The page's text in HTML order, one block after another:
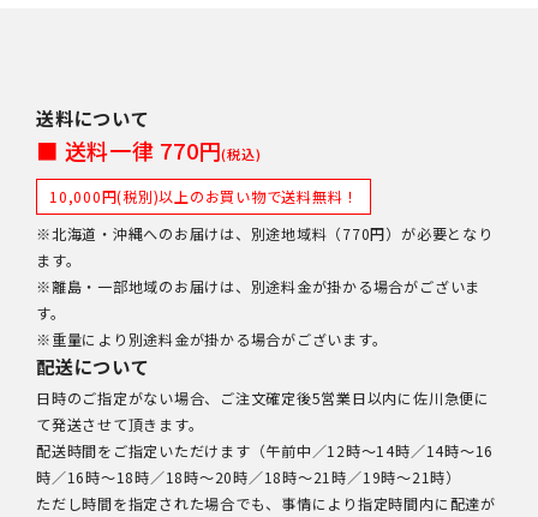
送料について
■ 送料一律 770円(税込)
10,000円(税別)以上のお買い物で送料無料！
※北海道・沖縄へのお届けは、別途地域料（770円）が必要となり
ます。
※離島・一部地域のお届けは、別途料金が掛かる場合がございま
す。
※重量により別途料金が掛かる場合がございます。
配送について
日時のご指定がない場合、ご注文確定後5営業日以内に佐川急便に
て発送させて頂きます。
配送時間をご指定いただけます（午前中／12時～14時／14時～16
時／16時～18時／18時～20時／18時～21時／19時～21時）
ただし時間を指定された場合でも、事情により指定時間内に配達が